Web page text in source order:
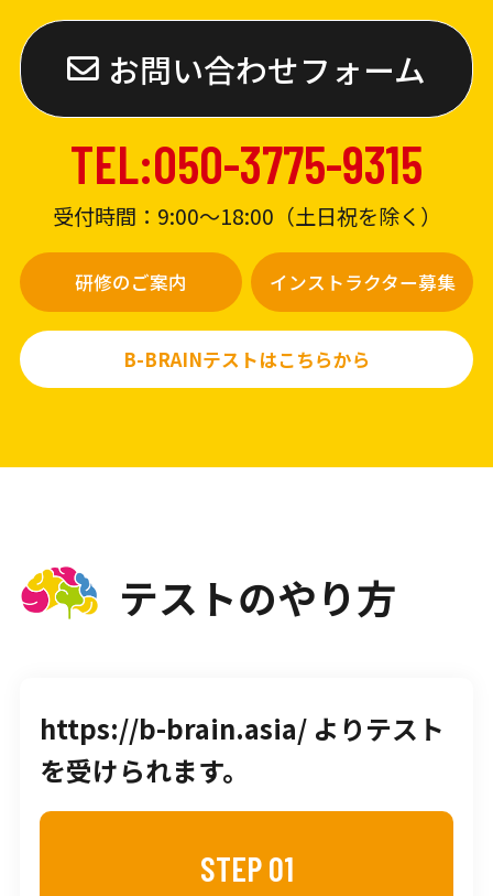
お問い合わせフォーム
TEL:050-3775-9315
受付時間：9:00〜18:00（土日祝を除く）
研修のご案内 インストラクター募集
B-BRAINテストはこちらから
テストのやり方
https://b-brain.asia/ よりテスト
を受けられます。
STEP 01